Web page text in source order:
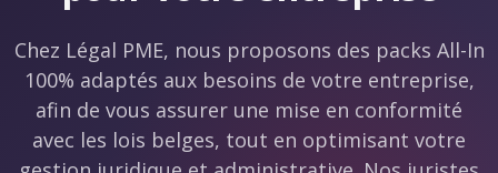
Chez Légal PME, nous proposons des packs All-In
100% adaptés aux besoins de votre entreprise,
afin de vous assurer une mise en conformité
avec les lois belges, tout en optimisant votre